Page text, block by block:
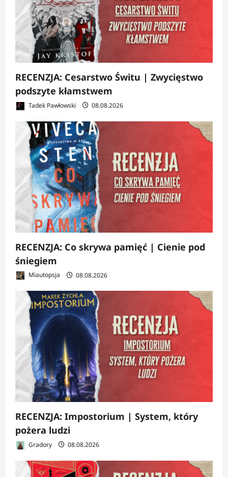
RECENZJA: Cesarstwo Świtu | Zwycięstwo
podszyte kłamstwem
Tadek Pawłowski 08.08.2026
RECENZJA: Co skrywa pamięć | Cienie pod
śniegiem
Miautopsja 08.08.2026
RECENZJA: Impostorium | System, który
pożera ludzi
Gradory 08.08.2026